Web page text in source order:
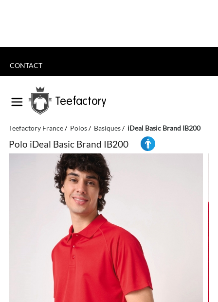
CONTACT
Teefactory
Teefactory France Polos Basiques iDeal Basic Brand IB200
Polo iDeal Basic Brand IB200